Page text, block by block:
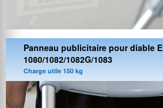
Panneau publicitaire pour diable
1080/1082/1082G/1083
Charge utile 150 kg